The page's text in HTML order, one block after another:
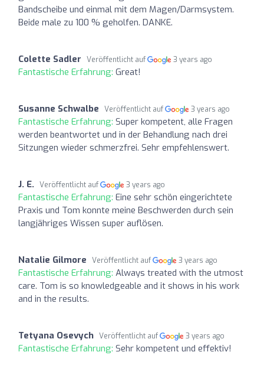
Bandscheibe und einmal mit dem Magen/Darmsystem.
Beide male zu 100 % geholfen. DANKE.
Colette Sadler Veröffentlicht auf 3 years ago
Fantastische Erfahrung: Great!
Susanne Schwalbe Veröffentlicht auf 3 years ago
Fantastische Erfahrung: Super kompetent, alle Fragen
werden beantwortet und in der Behandlung nach drei
Sitzungen wieder schmerzfrei. Sehr empfehlenswert.
J. E. Veröffentlicht auf 3 years ago
Fantastische Erfahrung: Eine sehr schön eingerichtete
Praxis und Tom konnte meine Beschwerden durch sein
langjähriges Wissen super auflösen.
Natalie Gilmore Veröffentlicht auf 3 years ago
Fantastische Erfahrung: Always treated with the utmost
care. Tom is so knowledgeable and it shows in his work
and in the results.
Tetyana Osevych Veröffentlicht auf 3 years ago
Fantastische Erfahrung: Sehr kompetent und effektiv!